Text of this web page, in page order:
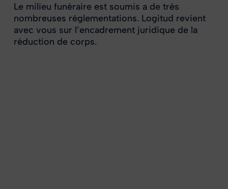
Le milieu funéraire est soumis a de très
nombreuses réglementations. Logitud revient
avec vous sur l’encadrement juridique de la
réduction de corps.